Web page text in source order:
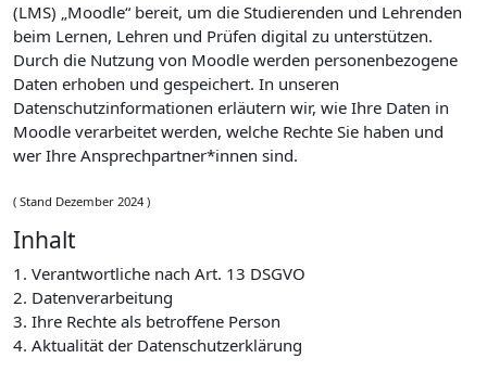
(LMS) „Moodle“ bereit, um die Studierenden und Lehrenden
beim Lernen, Lehren und Prüfen digital zu unterstützen.
Durch die Nutzung von Moodle werden personenbezogene
Daten erhoben und gespeichert. In unseren
Datenschutzinformationen erläutern wir, wie Ihre Daten in
Moodle verarbeitet werden, welche Rechte Sie haben und
wer Ihre Ansprechpartner*innen sind.
( Stand Dezember 2024 )
Inhalt
1. Verantwortliche nach Art. 13 DSGVO
2. Datenverarbeitung
3. Ihre Rechte als betroffene Person
4. Aktualität der Datenschutzerklärung